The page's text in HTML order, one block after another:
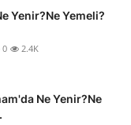
Yenir?Ne Yemeli?
0 2.4K
Ne Yenir?Ne